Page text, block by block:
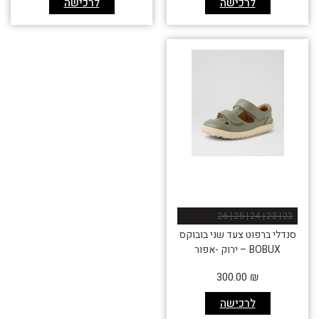
22 | 23 | 24 | 25 | 26
סנדלי ברפוט צעד שני בובוקס
BOBUX – ירוק -אפור
לרכישה
300.00 ₪